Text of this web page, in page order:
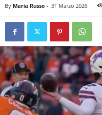
By Maria Russo - 31 Marzo 2026